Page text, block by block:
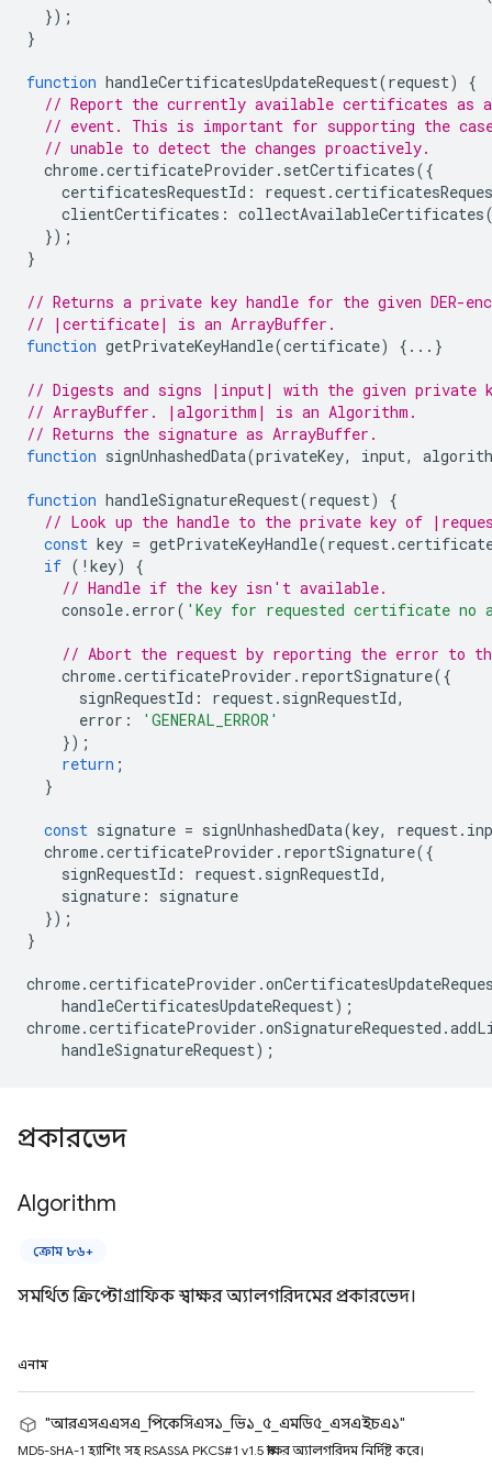
});
}
function handleCertificatesUpdateRequest(request)
{
// Report the currently available certificates as a
// event. This is important for supporting the
// unable to detect the changes proactively.
chrome.certificateProvider . setCertificates({
certificatesRequestId : request.
clientCertificates : collectAvailableCertificates
});
}
// Returns a private key handle for the given DER-
// |certificate| is an ArrayBuffer.
function getPrivateKeyHandle(certificate) {...}
// Digests and signs |input| with the given
// ArrayBuffer. |algorithm| is an Algorithm.
// Returns the signature as ArrayBuffer.
function signUnhashedData(privateKey, input,
function handleSignatureRequest(request)
{
// Look up the handle to the private key of
const key = getPrivateKeyHandle(request.
if ( ! key)
{
// Handle if the key isn't available.
console. error( 'Key for requested certificate no
// Abort the request by reporting the error to
chrome.certificateProvider . reportSignature({
signRequestId : request. signRequestId,
error :
'GENERAL_ERROR'
});
return ;
}
const signature = signUnhashedData(key, request.
chrome.certificateProvider . reportSignature({
signRequestId : request. signRequestId,
signature :
signature
});
}
chrome.certificateProvider .
handleCertificatesUpdateRequest);
chrome.certificateProvider .onSignatureRequested .
handleSignatureRequest);
প্রকারভেদ
Algorithm
ক্রোম ৮৬+
সমর্থিত ক্রিপ্টোগ্রাফিক স্বাক্ষর অ্যালগরিদমের প্রকারভেদ।
এনাম
"আরএসএএসএ_পিকেসিএস১_ভি১_৫_এমডি৫_এসএইচএ১"
MD5-SHA-1 হ্যাশিং সহ RSASSA PKCS#1 v1.5 স্বাক্ষর অ্যালগরিদম নির্দিষ্ট করে।